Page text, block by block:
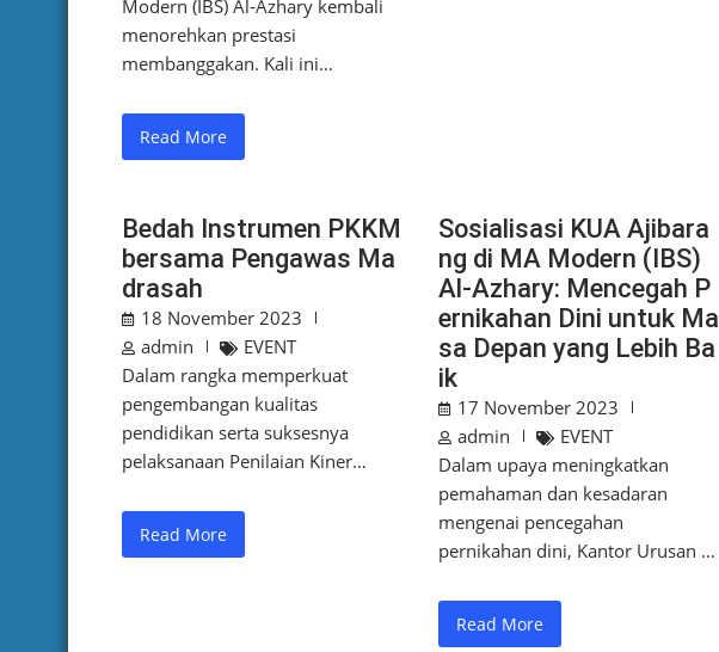
Modern (IBS) Al-Azhary kembali
menorehkan prestasi
membanggakan. Kali ini…
Read More
Bedah Instrumen PKKM
bersama Pengawas Ma
drasah
18 November 2023
admin
EVENT
Dalam rangka memperkuat
pengembangan kualitas
pendidikan serta suksesnya
pelaksanaan Penilaian Kiner…
Read More
Sosialisasi KUA Ajibara
ng di MA Modern (IBS)
Al-Azhary: Mencegah P
ernikahan Dini untuk Ma
sa Depan yang Lebih Ba
ik
17 November 2023
admin
EVENT
Dalam upaya meningkatkan
pemahaman dan kesadaran
mengenai pencegahan
pernikahan dini, Kantor Urusan …
Read More